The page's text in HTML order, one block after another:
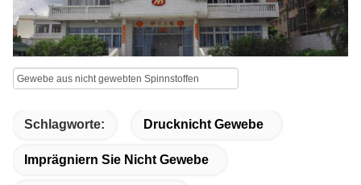
Gewebe aus nicht gewebten Spinnstoffen
Schlagworte: Drucknicht Gewebe
Imprägniern Sie Nicht Gewebe